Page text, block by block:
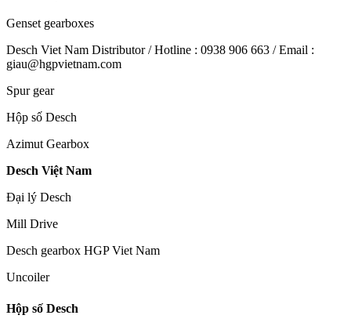
Genset gearboxes
Desch Viet Nam Distributor / Hotline : 0938 906 663 / Email :
giau@hgpvietnam.com
Spur gear
Hộp số Desch
Azimut Gearbox
Desch Việt Nam
Đại lý Desch
Mill Drive
Desch gearbox HGP Viet Nam
Uncoiler
Hộp số Desch